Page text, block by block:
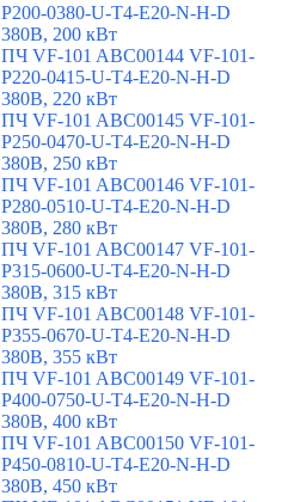
P200-0380-U-T4-E20-N-H-D
380В, 200 кВт
ПЧ VF-101 ABC00144 VF-101-
P220-0415-U-T4-E20-N-H-D
380В, 220 кВт
ПЧ VF-101 ABC00145 VF-101-
P250-0470-U-T4-E20-N-H-D
380В, 250 кВт
ПЧ VF-101 ABC00146 VF-101-
P280-0510-U-T4-E20-N-H-D
380В, 280 кВт
ПЧ VF-101 ABC00147 VF-101-
P315-0600-U-T4-E20-N-H-D
380В, 315 кВт
ПЧ VF-101 ABC00148 VF-101-
P355-0670-U-T4-E20-N-H-D
380В, 355 кВт
ПЧ VF-101 ABC00149 VF-101-
P400-0750-U-T4-E20-N-H-D
380В, 400 кВт
ПЧ VF-101 ABC00150 VF-101-
P450-0810-U-T4-E20-N-H-D
380В, 450 кВт